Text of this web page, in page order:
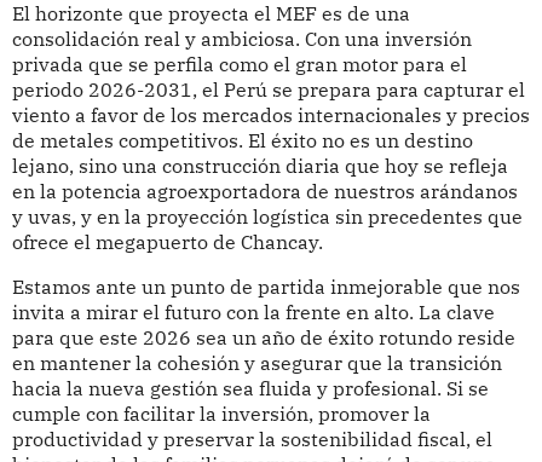
El horizonte que proyecta el MEF es de una
consolidación real y ambiciosa. Con una inversión
privada que se perfila como el gran motor para el
periodo 2026-2031, el Perú se prepara para capturar el
viento a favor de los mercados internacionales y precios
de metales competitivos. El éxito no es un destino
lejano, sino una construcción diaria que hoy se refleja
en la potencia agroexportadora de nuestros arándanos
y uvas, y en la proyección logística sin precedentes que
ofrece el megapuerto de Chancay.
Estamos ante un punto de partida inmejorable que nos
invita a mirar el futuro con la frente en alto. La clave
para que este 2026 sea un año de éxito rotundo reside
en mantener la cohesión y asegurar que la transición
hacia la nueva gestión sea fluida y profesional. Si se
cumple con facilitar la inversión, promover la
productividad y preservar la sostenibilidad fiscal, el